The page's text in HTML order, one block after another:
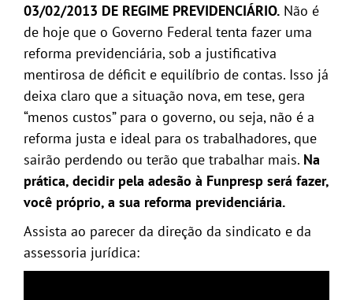
03/02/2013 DE REGIME PREVIDENCIÁRIO.Não é
de hoje que o Governo Federal tenta fazer uma
reforma previdenciária, sob a justificativa
mentirosa de déficit e equilíbrio de contas. Isso já
deixa claro que a situação nova, em tese, gera
“menos custos” para o governo, ou seja, não é a
reforma justa e ideal para os trabalhadores, que
sairão perdendo ou terão que trabalhar mais. Na
prática, decidir pela adesão à Funpresp será fazer,
você próprio, a sua reforma previdenciária.
Assista ao parecer da direção da sindicato e da
assessoria jurídica: